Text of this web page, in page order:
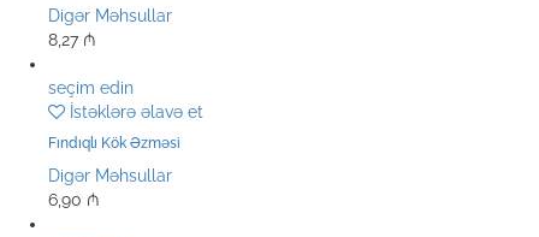
Digər Məhsullar
8,27 ₼
seçim edin
İstəklərə əlavə et
Fındıqlı Kök Əzməsi
Digər Məhsullar
6,90 ₼